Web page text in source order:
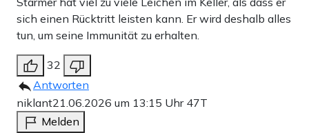
sich einen Rücktritt leisten kann. Er wird deshalb alles
tun, um seine Immunität zu erhalten.
32
Antworten
niklant21.06.2026 um 13:15 Uhr 47T
Melden